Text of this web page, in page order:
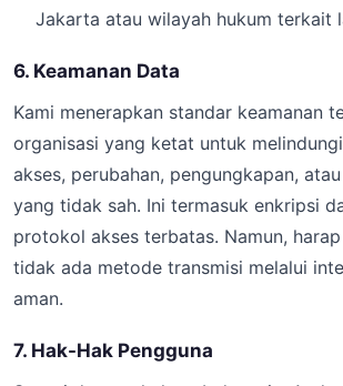
Jakarta atau wilayah hukum terkait
6. Keamanan Data
Kami menerapkan standar keamanan
organisasi yang ketat untuk
akses, perubahan, pengungkapan,
yang tidak sah. Ini termasuk enkripsi
protokol akses terbatas. Namun,
tidak ada metode transmisi melalui
aman.
7. Hak-Hak Pengguna